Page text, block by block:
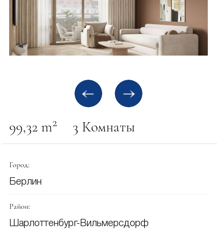
99,32 m2 3 Комнаты
Город:
Берлин
Район:
Шарлоттенбург-Вильмерсдорф